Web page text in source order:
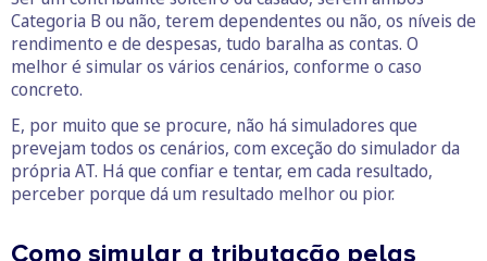
Categoria B ou não, terem dependentes ou não, os níveis de
rendimento e de despesas, tudo baralha as contas. O
melhor é simular os vários cenários, conforme o caso
concreto.
E, por muito que se procure, não há simuladores que
prevejam todos os cenários, com exceção do simulador da
própria AT. Há que confiar e tentar, em cada resultado,
perceber porque dá um resultado melhor ou pior.
Como simular a tributação pelas